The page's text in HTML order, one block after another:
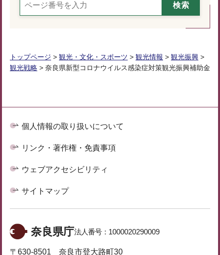
トップページ > 観光・文化・スポーツ > 観光情報 > 観光振興 >
観光戦略 > 奈良県新型コロナウイルス感染症対策観光振興補助金
個人情報の取り扱いについて
リンク・著作権・免責事項
ウェブアクセシビリティ
サイトマップ
奈良県庁法人番号： 1000020290009
〒630-8501 奈良市登大路町30